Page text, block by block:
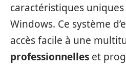
caractéristiques
Windows. Ce système
accès facile à une
professionnelles et